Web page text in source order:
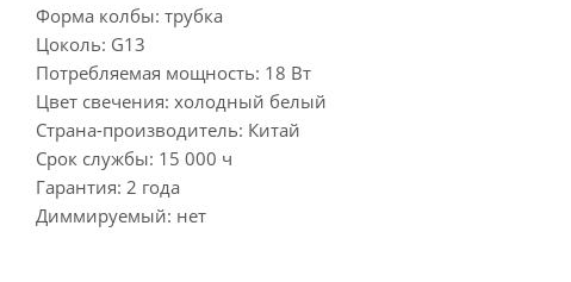
Форма колбы: трубка
Цоколь: G13
Потребляемая мощность: 18 Вт
Цвет свечения: холодный белый
Страна-производитель: Китай
Срок службы: 15 000 ч
Гарантия: 2 года
Диммируемый: нет